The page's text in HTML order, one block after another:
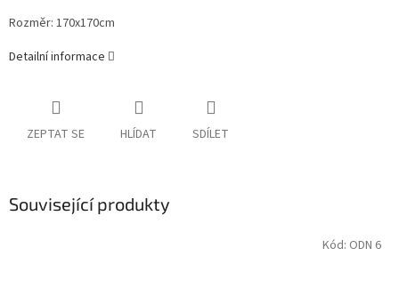
Rozměr: 170x170cm
Detailní informace
ZEPTAT SE HLÍDAT SDÍLET
Související produkty
Kód: ODN 6